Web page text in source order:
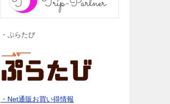
・ぷらたび
・Net通販お買い得情報